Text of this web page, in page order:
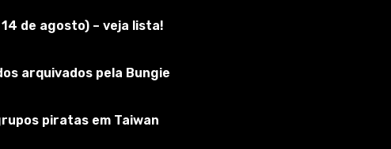
de agosto) – veja lista!
arquivados pela Bungie
piratas em Taiwan